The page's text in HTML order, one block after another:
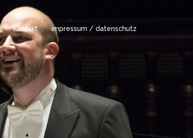
kontakt impressum / datenschutz